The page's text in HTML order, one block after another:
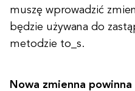
muszę wprowadzić
będzie używana do
metodzie to_s.
Nowa zmienna